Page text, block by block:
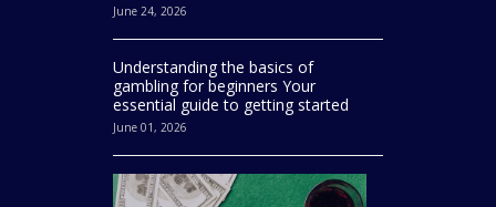
June 24, 2026
Understanding the basics of
gambling for beginners Your
essential guide to getting started
June 01, 2026